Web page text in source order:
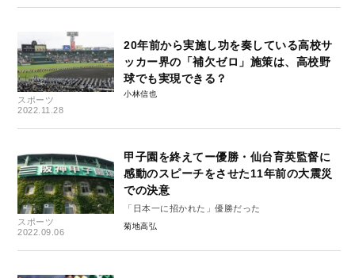
スポーツ
2022.11.28
20年前から実施し功を奏している高校サ
ッカー界の「補欠ゼロ」施策は、高校野
球でも実現できる？
小林信也
スポーツ
2022.09.06
甲子園を終えてー優勝・仙台育英監督に
感動のスピーチをさせた11年前の大震災
での決意
「日本一に招かれた」優勝だった
菊地高弘